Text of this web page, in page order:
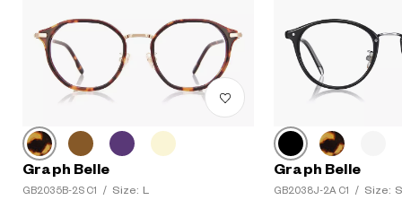
Graph Belle
GB2035B-2S C1 / Size: L
Graph Belle
GB2038J-2A C1 / Size: S